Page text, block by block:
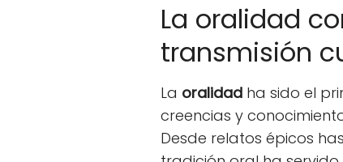
La oralidad
transmisión
La oralidad ha sido el
creencias y
Desde relatos épicos